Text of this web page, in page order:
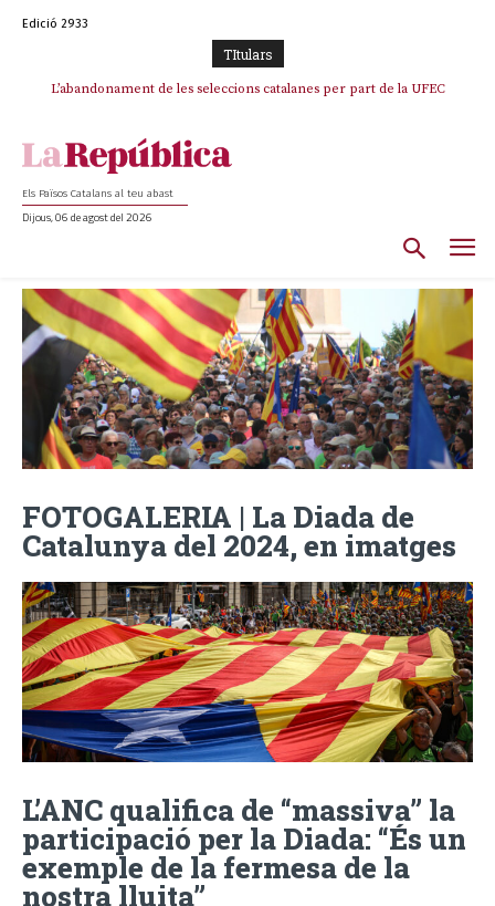
Edició 2933
TItulars
TV3 perd el lideratge després de 23 mesos: Una deriva sense continguts i
Els Països Catalans al teu abast
Dijous, 06 de agost del 2026
FOTOGALERIA | La Diada de
Catalunya del 2024, en imatges
L’ANC qualifica de “massiva” la
participació per la Diada: “És un
exemple de la fermesa de la
nostra lluita”